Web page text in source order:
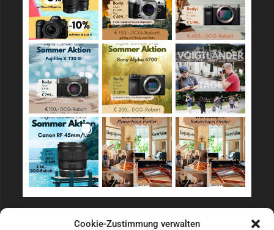
Cookie-Zustimmung verwalten
Sicher Einkaufen